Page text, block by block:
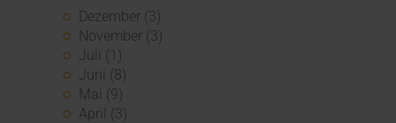
Dezember (3)
November (3)
Juli (1)
Juni (8)
Mai (9)
April (3)